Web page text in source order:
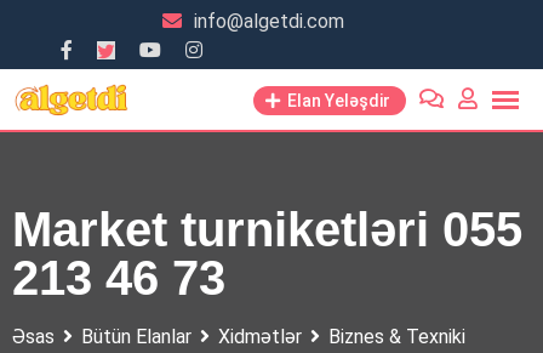
content
info@algetdi.com
Elan Yeləşdir
Market turniketləri 055
213 46 73
Əsas Bütün Elanlar Xidmətlər
Biznes & Texniki